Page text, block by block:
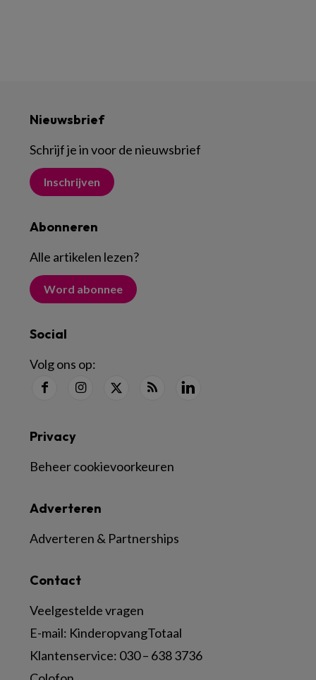
Nieuwsbrief
Schrijf je in voor de nieuwsbrief
Inschrijven
Abonneren
Alle artikelen lezen?
Word abonnee
Social
Volg ons op:
Contact
Veelgestelde vragen
E-mail: KinderopvangTotaal
Klantenservice: 030 – 638 3736
Adverteren
Adverteren & Partnerships
Privacy
Beheer cookievoorkeuren